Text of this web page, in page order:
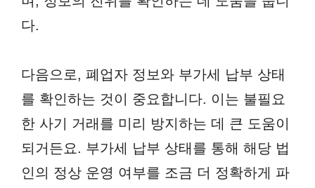
다.
다음으로, 폐업자 정보와 부가세 납부 상태
를 확인하는 것이 중요합니다. 이는 불필요
한 사기 거래를 미리 방지하는 데 큰 도움이
되거든요. 부가세 납부 상태를 통해 해당 법
인의 정상 운영 여부를 조금 더 정확하게 파